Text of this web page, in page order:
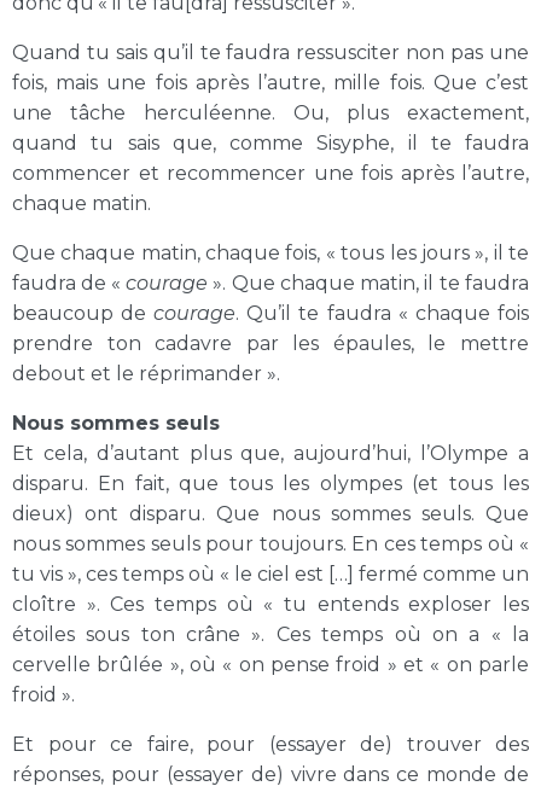
Quand tu sais qu’il te faudra ressusciter non pas une
fois, mais une fois après l’autre, mille fois. Que c’est
une tâche herculéenne. Ou, plus exactement,
quand tu sais que, comme Sisyphe, il te faudra
commencer et recommencer une fois après l’autre,
chaque matin.
Que chaque matin, chaque fois, « tous les jours », il te
faudra de « courage ». Que chaque matin, il te faudra
beaucoup de courage. Qu’il te faudra « chaque fois
prendre ton cadavre par les épaules, le mettre
debout et le réprimander ».
Nous sommes seuls
Et cela, d’autant plus que, aujourd’hui, l’Olympe a
disparu. En fait, que tous les olympes (et tous les
dieux) ont disparu. Que nous sommes seuls. Que
nous sommes seuls pour toujours. En ces temps où «
tu vis », ces temps où « le ciel est […] fermé comme un
cloître ». Ces temps où « tu entends exploser les
étoiles sous ton crâne ». Ces temps où on a « la
cervelle brûlée », où « on pense froid » et « on parle
froid ».
Et pour ce faire, pour (essayer de) trouver des
réponses, pour (essayer de) vivre dans ce monde de